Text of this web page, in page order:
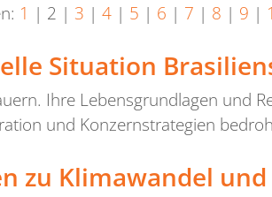
1 | 2 | 3 | 4 | 5 | 6 | 7 | 8 | 9 |
Situation
Ihre Lebensgrundlagen und
und Konzernstrategien
zu Klimawandel